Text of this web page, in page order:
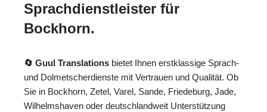
Sprachdienstleister für
Bockhorn.
🔄 Guul Translations bietet Ihnen erstklassige Sprach-
und Dolmetscherdienste mit Vertrauen und Qualität. Ob
Sie in Bockhorn, Zetel, Varel, Sande, Friedeburg, Jade,
Wilhelmshaven oder deutschlandweit Unterstützung